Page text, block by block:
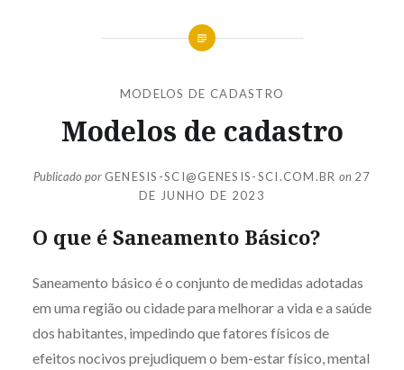
MODELOS DE CADASTRO
Modelos de cadastro
Publicado por GENESIS-SCI@GENESIS-SCI.COM.BR on 27
DE JUNHO DE 2023
O que é Saneamento Básico?
Saneamento básico é o conjunto de medidas adotadas
em uma região ou cidade para melhorar a vida e a saúde
dos habitantes, impedindo que fatores físicos de
efeitos nocivos prejudiquem o bem-estar físico, mental